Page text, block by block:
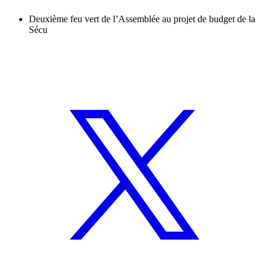
Deuxième feu vert de l’Assemblée au projet de budget de la
Sécu